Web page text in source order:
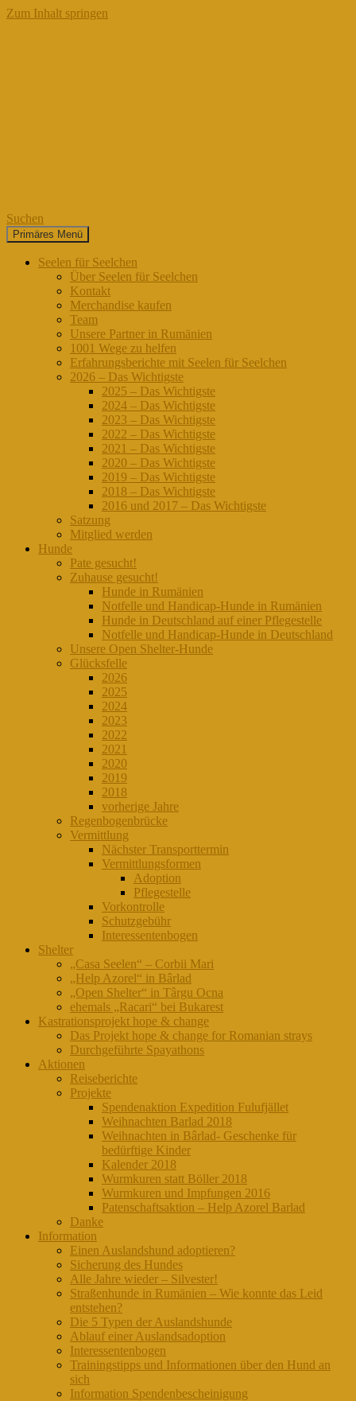
Zum Inhalt springen
Seelen für Seelchen
Suchen
Primäres Menü
Seelen für Seelchen
Über Seelen für Seelchen
Kontakt
Merchandise kaufen
Team
Unsere Partner in Rumänien
1001 Wege zu helfen
Erfahrungsberichte mit Seelen für Seelchen
2026 – Das Wichtigste
2025 – Das Wichtigste
2024 – Das Wichtigste
2023 – Das Wichtigste
2022 – Das Wichtigste
2021 – Das Wichtigste
2020 – Das Wichtigste
2019 – Das Wichtigste
2018 – Das Wichtigste
2016 und 2017 – Das Wichtigste
Satzung
Mitglied werden
Hunde
Pate gesucht!
Zuhause gesucht!
Hunde in Rumänien
Notfelle und Handicap-Hunde in Rumänien
Hunde in Deutschland auf einer Pflegestelle
Notfelle und Handicap-Hunde in Deutschland
Unsere Open Shelter-Hunde
Glücksfelle
2026
2025
2024
2023
2022
2021
2020
2019
2018
vorherige Jahre
Regenbogenbrücke
Vermittlung
Nächster Transporttermin
Vermittlungsformen
Adoption
Pflegestelle
Vorkontrolle
Schutzgebühr
Interessentenbogen
Shelter
„Casa Seelen“ – Corbii Mari
„Help Azorel“ in Bârlad
„Open Shelter“ in Târgu Ocna
ehemals „Racari“ bei Bukarest
Kastrationsprojekt hope & change
Das Projekt hope & change for Romanian strays
Durchgeführte Spayathons
Aktionen
Reiseberichte
Projekte
Spendenaktion Expedition Fulufjället
Weihnachten Barlad 2018
Weihnachten in Bârlad- Geschenke für
bedürftige Kinder
Kalender 2018
Wurmkuren statt Böller 2018
Wurmkuren und Impfungen 2016
Patenschaftsaktion – Help Azorel Barlad
Danke
Information
Einen Auslandshund adoptieren?
Sicherung des Hundes
Alle Jahre wieder – Silvester!
Straßenhunde in Rumänien – Wie konnte das Leid
entstehen?
Die 5 Typen der Auslandshunde
Ablauf einer Auslandsadoption
Interessentenbogen
Trainingstipps und Informationen über den Hund an
sich
Information Spendenbescheinigung